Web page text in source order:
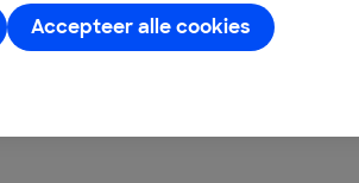
Accepteer alle cookies